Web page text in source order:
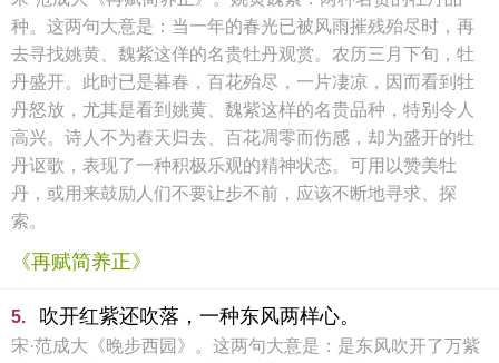
种。这两句大意是：当一年的春光已被风雨摧残殆尽时，再
去寻找姚黄、魏紫这佯的名贵牡丹观赏。农历三月下旬，牡
丹盛开。此时已是暮春，百花殆尽，一片凄凉，因而看到牡
丹怒放，尤其是看到姚黄、魏紫这样的名贵品种，特别令人
高兴。诗人不为舂天归去、百花凋零而伤感，却为盛开的牡
丹讴歌，表现了一种积极乐观的精神状态。可用以赞美牡
丹，或用来鼓励人们不要让步不前，应该不断地寻求、探
索。
《再赋简养正》
5. 吹开红紫还吹落，一种东风两样心。
宋·范成大《晚步西园》。这两句大意是：是东风吹开了万紫